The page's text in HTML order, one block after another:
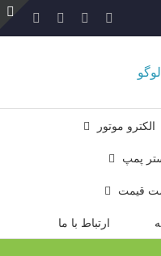
YouTube
Instagram ایمیل
الکترو موتور
پمپ
قیمت
ارتباط با ما